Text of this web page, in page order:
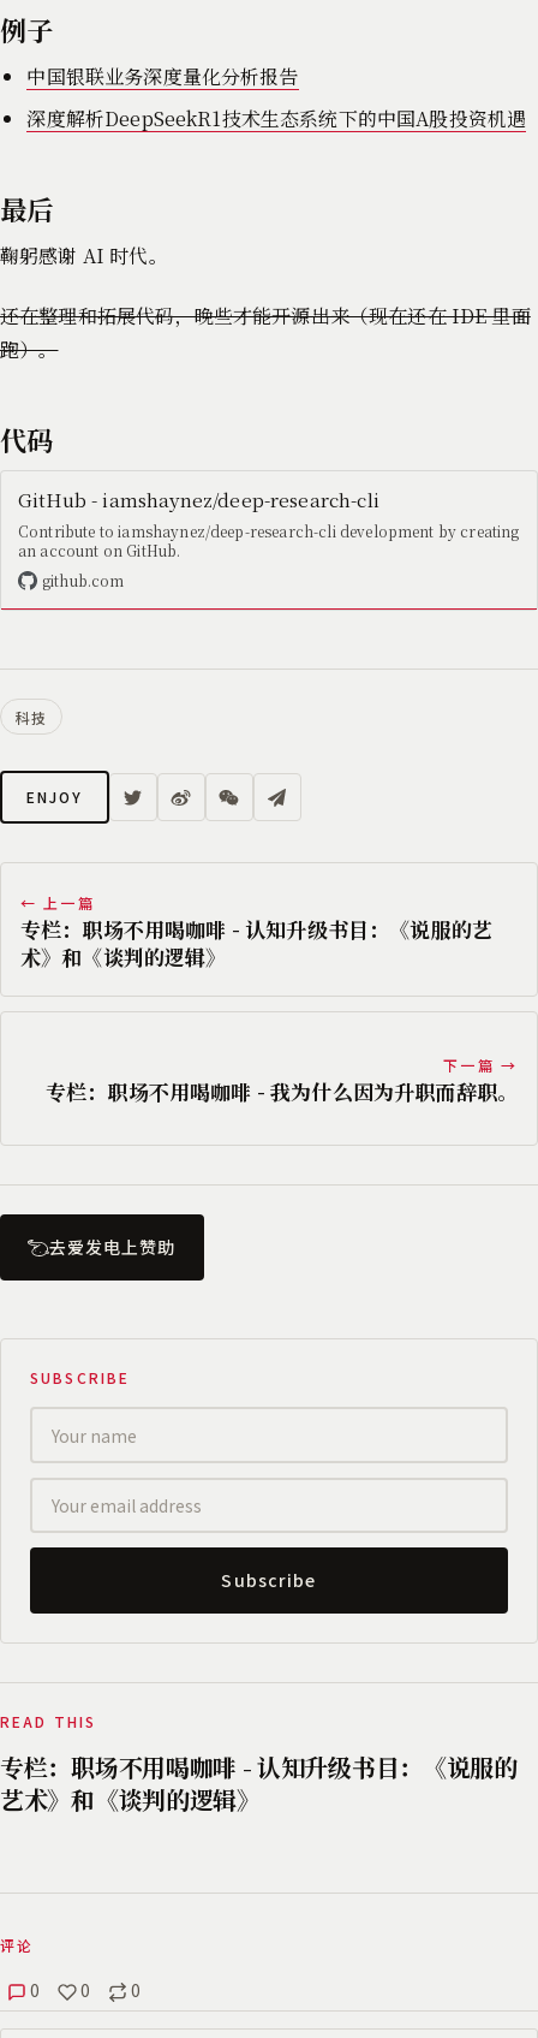
例子
中国银联业务深度量化分析报告
深度解析DeepSeekR1技术生态系统下的中国A股投资机遇
最后
鞠躬感谢 AI 时代。
还在整理和拓展代码，晚些才能开源出来（现在还在 IDE 里面
跑）。
代码
GitHub - iamshaynez/deep-research-cli
Contribute to iamshaynez/deep-research-cli development by creating
an account on GitHub.
github.com
科技
ENJOY
← 上一篇
专栏：职场不用喝咖啡 - 认知升级书目：《说服的艺
术》和《谈判的逻辑》
下一篇 →
专栏：职场不用喝咖啡 - 我为什么因为升职而辞职。
去爱发电上赞助
SUBSCRIBE
Subscribe
READ THIS
专栏：职场不用喝咖啡 - 认知升级书目：《说服的
艺术》和《谈判的逻辑》